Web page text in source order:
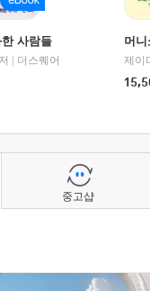
사람들
더스퀘어
머
중고샵